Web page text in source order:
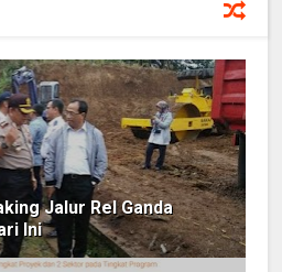
Jalur Rel Ganda
Ini